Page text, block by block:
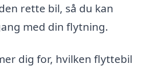
rette bil, så du kan
med din flytning.
dig for, hvilken flyttebil